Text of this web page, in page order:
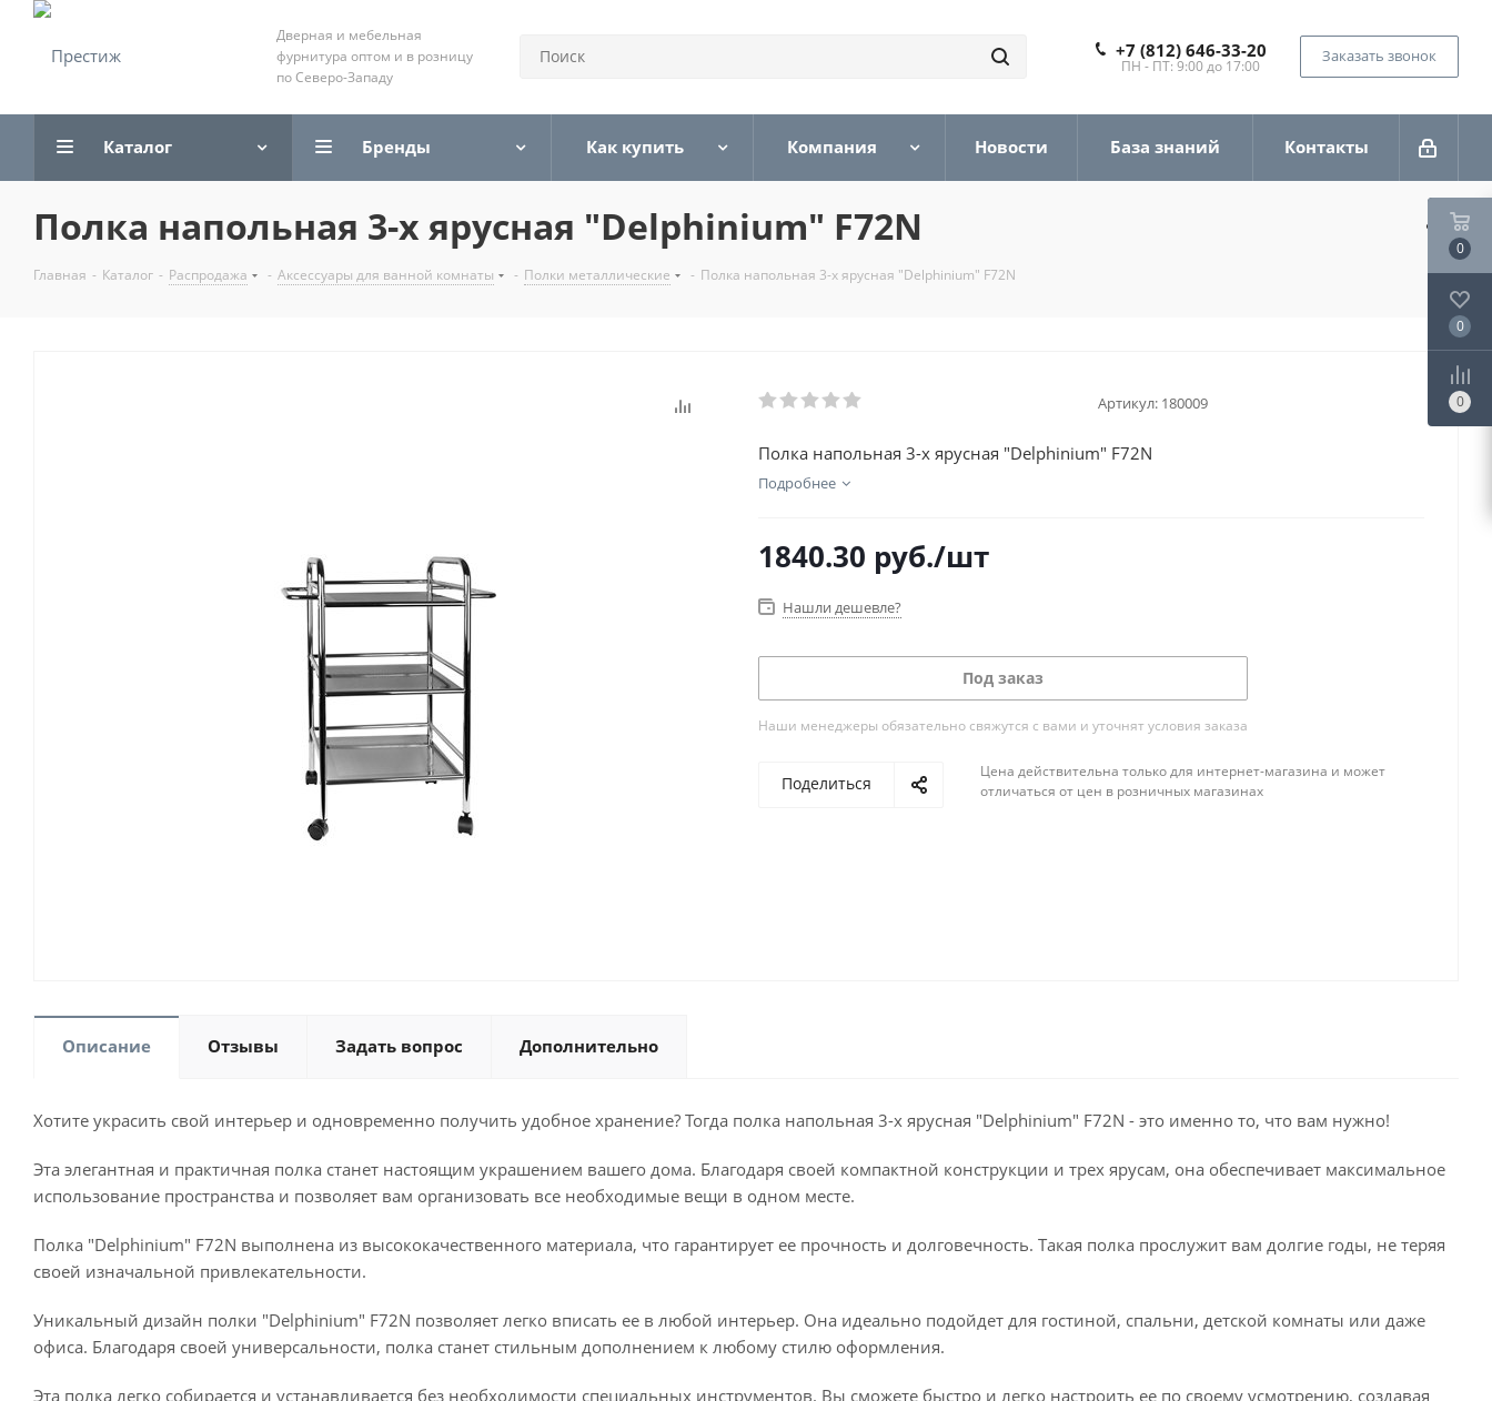
Дверная и мебельная
фурнитура оптом и в розницу
по Северо-Западу
+7 (812) 646-33-20
ПН - ПТ: 9:00 до 17:00
Заказать звонок
Каталог Бренды Как купить Компания Новости База знаний Контакты
Полка напольная 3-х ярусная "Delphinium" F72N
Главная - Каталог - Распродажа - Аксессуары для ванной комнаты - Полки металлические - Полка напольная 3-х ярусная "Delphinium" F72N
Артикул: 180009
Полка напольная 3-х ярусная "Delphinium" F72N
Подробнее
1840.30 руб./шт
Нашли дешевле?
Под заказ
Наши менеджеры обязательно свяжутся с вами и уточнят условия заказа
Поделиться
Цена действительна только для интернет-магазина и может
отличаться от цен в розничных магазинах
Описание Отзывы Задать вопрос Дополнительно
Хотите украсить свой интерьер и одновременно получить удобное хранение? Тогда полка напольная 3-х ярусная "Delphinium" F72N - это именно то, что вам нужно!
Эта элегантная и практичная полка станет настоящим украшением вашего дома. Благодаря своей компактной конструкции и трех ярусам, она обеспечивает максимальное
использование пространства и позволяет вам организовать все необходимые вещи в одном месте.
Полка "Delphinium" F72N выполнена из высококачественного материала, что гарантирует ее прочность и долговечность. Такая полка прослужит вам долгие годы, не теряя
своей изначальной привлекательности.
Уникальный дизайн полки "Delphinium" F72N позволяет легко вписать ее в любой интерьер. Она идеально подойдет для гостиной, спальни, детской комнаты или даже
офиса. Благодаря своей универсальности, полка станет стильным дополнением к любому стилю оформления.
Эта полка легко собирается и устанавливается без необходимости специальных инструментов. Вы сможете быстро и легко настроить ее по своему усмотрению, создавая
0
0
0